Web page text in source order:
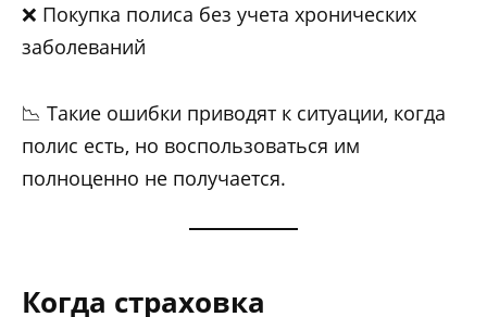
❌ Покупка полиса без учета хронических
заболеваний
📉 Такие ошибки приводят к ситуации, когда
полис есть, но воспользоваться им
полноценно не получается.
Когда страховка